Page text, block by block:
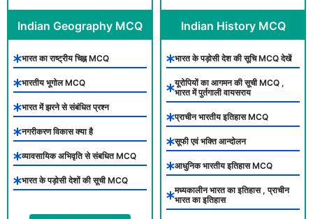
Indian Geography MCQ
भारत का राष्ट्रीय चिह्न MCQ
भारतीय भूगोल MCQ
भारत में झरने से संबंधित प्रश्न
नगरीकरण विकास क्या है
व्यावसायिक अभिवृति से संबधित MCQ
भारत के पड़ोसी देशों की सूची MCQ
Indian History MCQ
भारत के पड़ोसी देश की सूचि MCQ देखें
यूरोपियों का आगमन की सूची MCQ ,
भारत में पुर्तगाली वायसराय
प्राचीन भारतीय इतिहास MCQ
सूफी एवं भक्ति आन्दोलन
आधुनिक भारतीय इतिहास MCQ
मध्यकालीन भारत का इतिहास , प्राचीन
भारत का इतिहास